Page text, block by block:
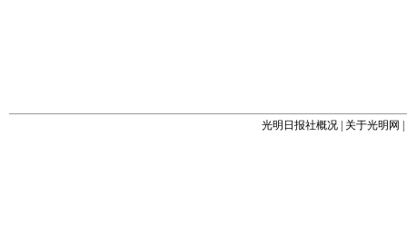
光明日报社概况 关于光明网